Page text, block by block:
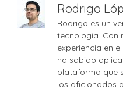
Rodrigo
Rodrigo es un
tecnología. Con
experiencia en
ha sabido
plataforma que
los aficionados